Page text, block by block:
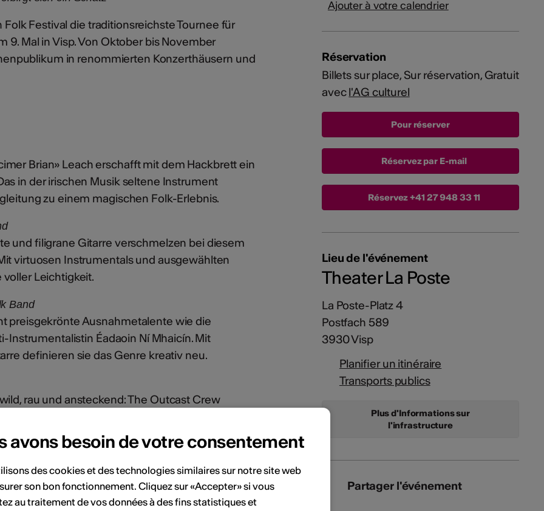
Folk Festival die traditionsreichste Tournee für
9. Mal in Visp. Von Oktober bis November
in renommierten Konzerthäusern und
Brian» Leach erschafft mit dem Hackbrett ein
in der irischen Musik seltene Instrument
zu einem magischen Folk-Erlebnis.
und filigrane Gitarre verschmelzen bei diesem
virtuosen Instrumentals und ausgewählten
Leichtigkeit.
Band
preisgekrönte Ausnahmetalente wie die
Instrumentalistin Éadaoin Ní Mhaicín. Mit
definieren sie das Genre kreativ neu.
rau und ansteckend: The Outcast Crew
eine kräftige Portion Punk.
de/theater/tickets-programm
Ajouter à votre calendrier
Réservation
Billets sur place, Sur réservation, Gratuit
avecl'AG culturel
Réservez par E-mail
Réservez+41 27 948 33 11
Lieu de l'événement
Theater La Poste
La Poste-Platz 4
Postfach 589
3930 Visp
Planifier un itinéraire
Transports publics
Plus d'Informations sur
l'infrastructure
Partager l'événement
avons besoin de votre consentement
des cookies et des technologies similaires sur notre site web
son bon fonctionnement. Cliquez sur «Accepter» si vous
au traitement de vos données à des fins statistiques et